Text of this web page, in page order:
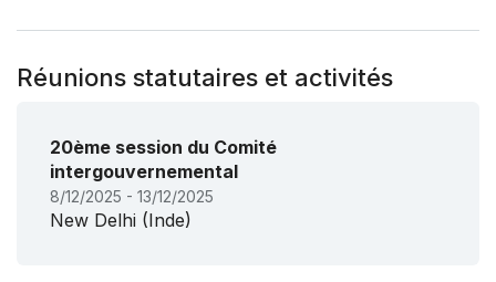
Réunions statutaires et activités
20ème session du Comité
intergouvernemental
8/12/2025 - 13/12/2025
New Delhi (Inde)